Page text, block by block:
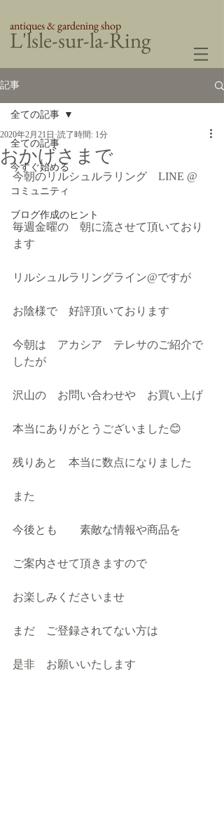
​L'lsle-sur-la-Ring
antiques & gardening shop
記事
全ての記事
今すぐ始める
コミュニティ
ブログ作成のヒント
全ての記事
おかげさまで
2020年2月21日 読了時間: 1分
今朝のリルシュルラリング　LINE @
毎週金曜の　朝に流させて頂いており
ます
リルシュルラリングライン@ですが
お陰様で　好評頂いております
今朝は　アカシア　テレサのご紹介で
したが
沢山の　お問い合わせや　お買い上げ
本当にありがとうございました😊
残りあと　本当に数点になりました
また
今後とも　　素敵な情報や商品を
ご案内させて頂きますので
お楽しみくださいませ
まだ　ご登録されてない方は
是非　お願いいたします